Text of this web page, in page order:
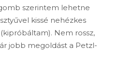
szerintem lehetne
kissé nehézkes
Nem rossz,
jobb megoldást a Petzl-